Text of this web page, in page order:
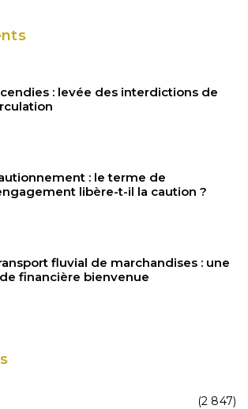
: levée des interdictions de
: le terme de
libère-t-il la caution ?
fluvial de marchandises : une
financière bienvenue
(2 847)